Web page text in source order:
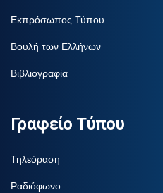
Εκπρόσωπος Τύπου
Βουλή των Ελλήνων
Βιβλιογραφία
Γραφείο Τύπου
Τηλεόραση
Ραδιόφωνο